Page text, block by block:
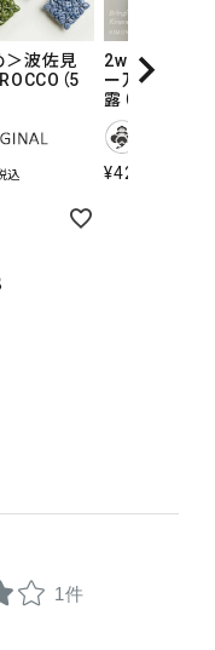
＞波佐見
（5
込
2way-夏キモ
ー万華鏡-
露（セオα・M
¥42,900
1件